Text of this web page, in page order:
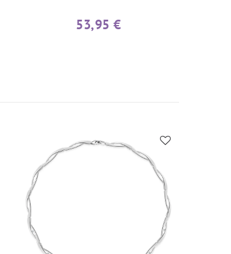
53,95 €